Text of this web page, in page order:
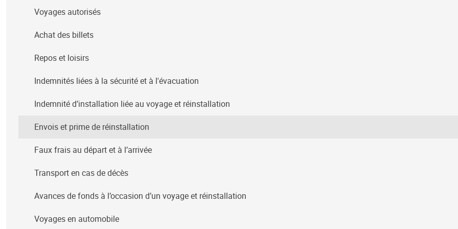
Voyages autorisés
Achat des billets
Repos et loisirs
Indemnités liées à la sécurité et à l'évacuation
Indemnité d’installation liée au voyage et réinstallation
Envois et prime de réinstallation
Faux frais au départ et à l’arrivée
Transport en cas de décès
Avances de fonds à l’occasion d’un voyage et réinstallation
Voyages en automobile